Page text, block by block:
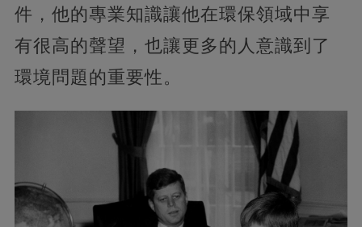
件，他的專業知識讓他在環保領域中享
有很高的聲望，也讓更多的人意識到了
環境問題的重要性。